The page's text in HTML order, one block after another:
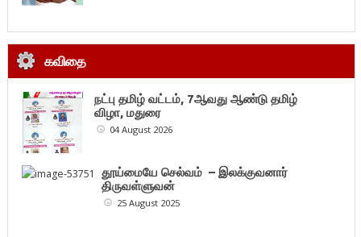
கவிதை
நட்பு தமிழ் வட்டம், 7ஆவது ஆண்டு தமிழ்
விழா, மதுரை
04 August 2026
தூய்மையே செல்வம் – இலக்குவனார்
திருவள்ளுவன்
25 August 2025